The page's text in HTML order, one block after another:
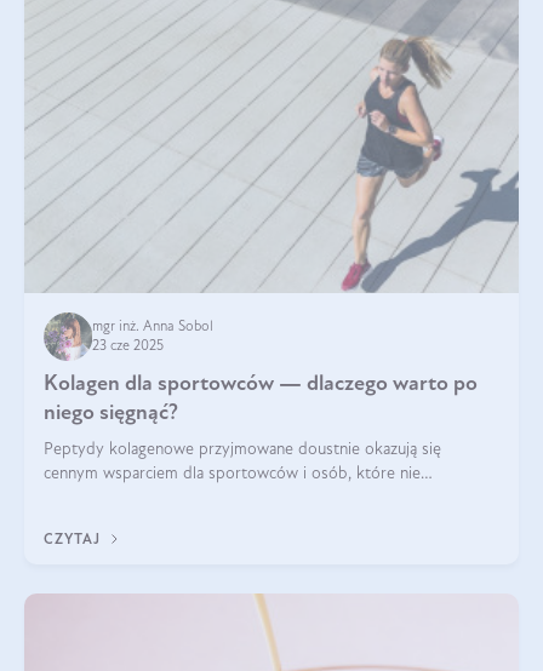
mgr inż. Anna Sobol
23 cze 2025
Kolagen dla sportowców — dlaczego warto po
niego sięgnąć?
Peptydy kolagenowe przyjmowane doustnie okazują się
cennym wsparciem dla sportowców i osób, które nie
CZYTAJ